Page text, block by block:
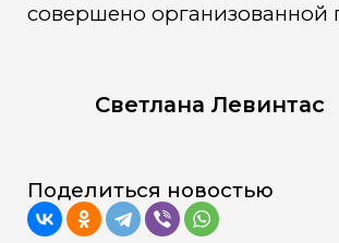
совершено организованной
Светлана Левинтас
Поделиться новостью